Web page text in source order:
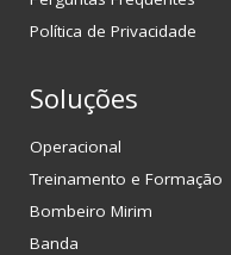
Política de Privacidade
Soluções
Operacional
Treinamento e Formação
Bombeiro Mirim
Banda